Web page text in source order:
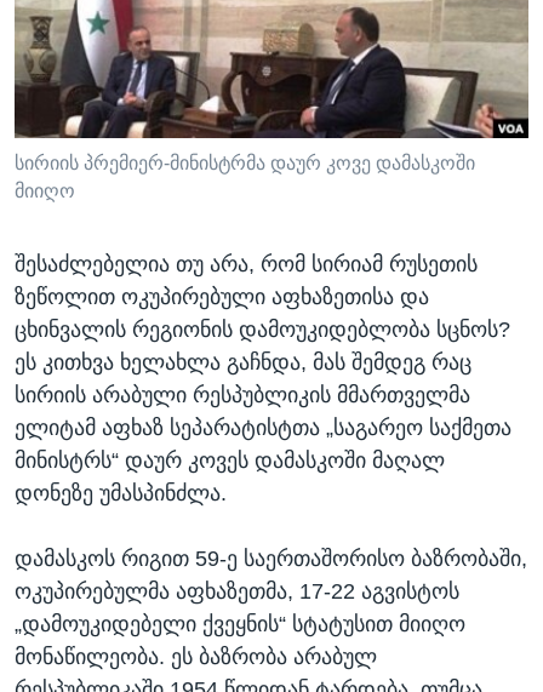
ᲡᲢᲣᲓᲘᲐ ᲕᲐᲨᲘᲜᲒᲢᲝᲜᲘ
ᲔᲙᲝᲜᲝᲛᲘᲙᲐ
ᲯᲐᲜᲛᲠᲗᲔᲚᲝᲑᲐ
ᲛᲔᲪᲜᲘᲔᲠᲔᲑᲐ
ᲘᲜᲢᲔᲠᲕᲘᲣ
ᲙᲣᲚᲢᲣᲠᲐ
ᲓᲔᲖᲘᲜᲤᲝᲠᲛᲐᲪᲘᲐ
Learning English
ᲗᲕᲐᲚᲘ ᲒᲕᲐᲓᲔᲕᲜᲔᲗ
სირიის პრემიერ-მინისტრმა დაურ კოვე დამასკოში
მიიღო
შესაძლებელია თუ არა, რომ სირიამ რუსეთის
ზეწოლით ოკუპირებული აფხაზეთისა და
ცხინვალის რეგიონის დამოუკიდებლობა სცნოს?
ეს კითხვა ხელახლა გაჩნდა, მას შემდეგ რაც
სირიის არაბული რესპუბლიკის მმართველმა
ელიტამ აფხაზ სეპარატისტთა „საგარეო საქმეთა
მინისტრს“ დაურ კოვეს დამასკოში მაღალ
დონეზე უმასპინძლა.
დამასკოს რიგით 59-ე საერთაშორისო ბაზრობაში,
ოკუპირებულმა აფხაზეთმა, 17-22 აგვისტოს
„დამოუკიდებელი ქვეყნის“ სტატუსით მიიღო
მონაწილეობა. ეს ბაზრობა არაბულ